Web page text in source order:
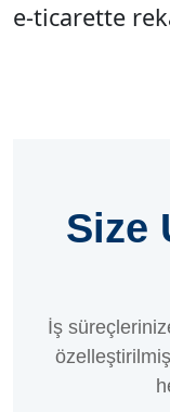
e-ticarette
Size
İş